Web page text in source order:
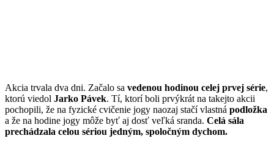
Akcia trvala dva dni. Začalo sa vedenou hodinou celej prvej série,
ktorú viedol Jarko Pávek. Tí, ktorí boli prvýkrát na takejto akcii
pochopili, že na fyzické cvičenie jogy naozaj stačí vlastná podložka
a že na hodine jogy môže byť aj dosť veľká sranda. Celá sála
prechádzala celou sériou jedným, spoločným dychom.